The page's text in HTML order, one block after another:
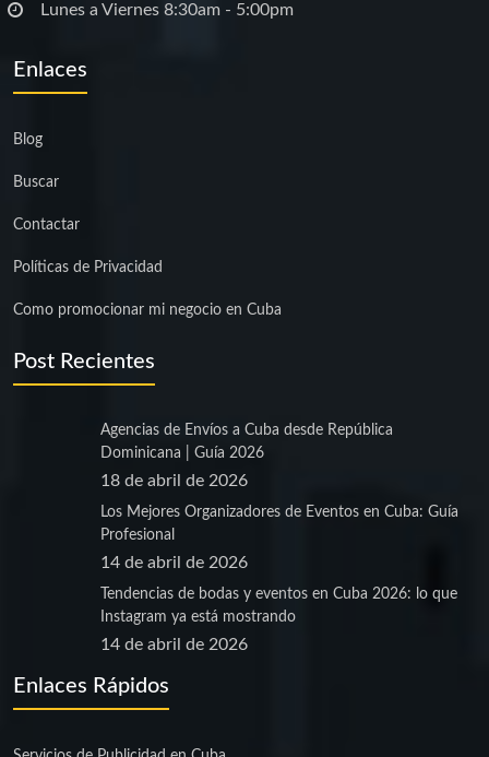
Lunes a Viernes 8:30am - 5:00pm
Enlaces
Blog
Buscar
Contactar
Políticas de Privacidad
Como promocionar mi negocio en Cuba
Post Recientes
Agencias de Envíos a Cuba desde República
Dominicana | Guía 2026
18 de abril de 2026
Los Mejores Organizadores de Eventos en Cuba: Guía
Profesional
14 de abril de 2026
Tendencias de bodas y eventos en Cuba 2026: lo que
Instagram ya está mostrando
14 de abril de 2026
Enlaces Rápidos